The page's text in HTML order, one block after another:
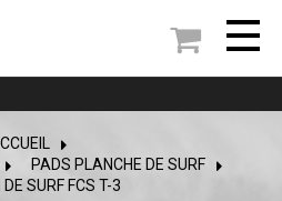
>
PADS PLANCHE DE SURF
DE SURF FCS T-3
